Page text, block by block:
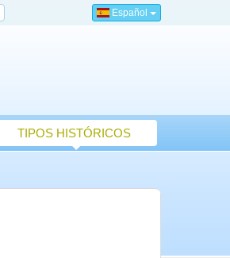
Español
TIPOS HISTÓRICOS